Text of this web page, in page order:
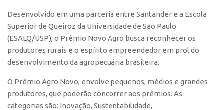
Programas
Bolsa Empreendedorismo
Bolsa Startup USP
PGI-USP
Conexão USP
Conexão Inter-USP
Desenvolvido em uma parceria entre Santander e a Escola
Superior de Queiroz da Universidade de São Paulo
(ESALQ/USP), o Prêmio Novo Agro busca reconhecer os
produtores rurais e o espírito empreendedor em prol do
desenvolvimento da agropecuária brasileira.
O Prêmio Agro Novo, envolve pequenos, médios e grandes
produtores, que poderão concorrer aos prêmios. As
categorias são: Inovação, Sustentabilidade,